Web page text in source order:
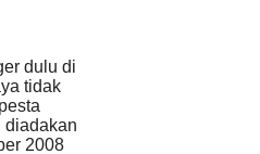
dulu di
tidak
diadakan
2008